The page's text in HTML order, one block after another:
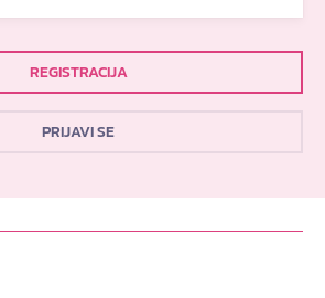
REGISTRACIJA
PRIJAVI SE